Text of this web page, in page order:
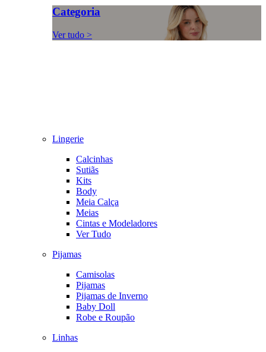
Categoria
Ver tudo >
Lingerie
Calcinhas
Sutiãs
Kits
Body
Meia Calça
Meias
Cintas e Modeladores
Ver Tudo
Pijamas
Camisolas
Pijamas
Pijamas de Inverno
Baby Doll
Robe e Roupão
Linhas